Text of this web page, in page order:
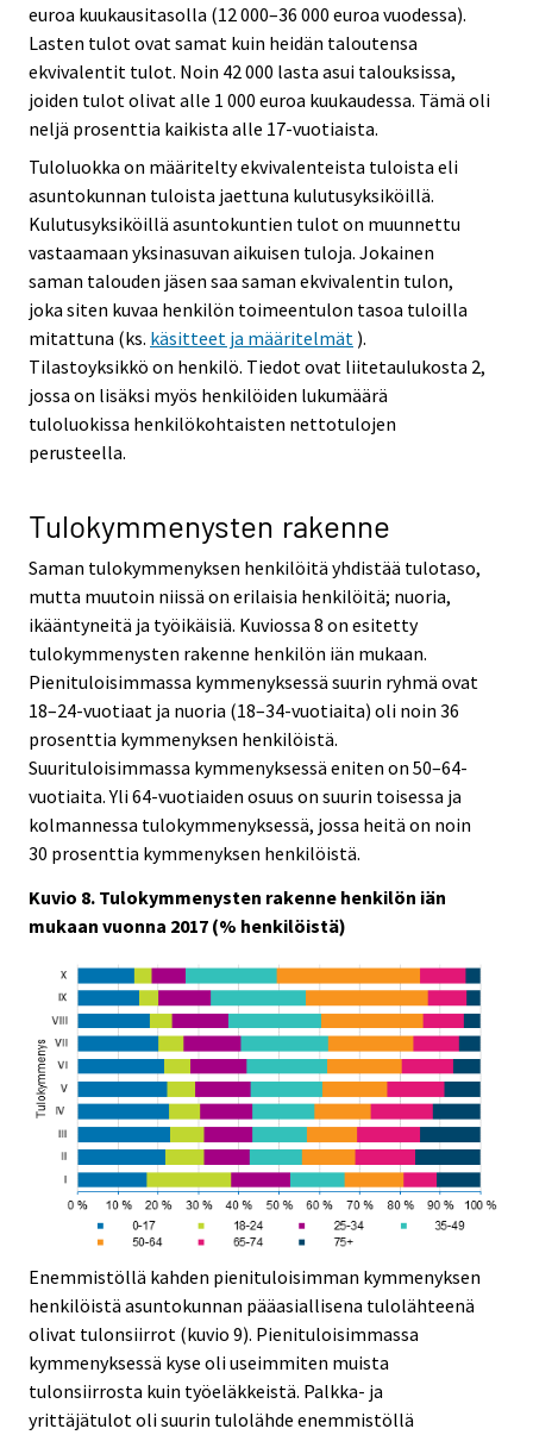
euroa kuukausitasolla (12 000–36 000 euroa vuodessa).
Lasten tulot ovat samat kuin heidän taloutensa
ekvivalentit tulot. Noin 42 000 lasta asui talouksissa,
joiden tulot olivat alle 1 000 euroa kuukaudessa. Tämä oli
neljä prosenttia kaikista alle 17-vuotiaista.
Tuloluokka on määritelty ekvivalenteista tuloista eli
asuntokunnan tuloista jaettuna kulutusyksiköillä.
Kulutusyksiköillä asuntokuntien tulot on muunnettu
vastaamaan yksinasuvan aikuisen tuloja. Jokainen
saman talouden jäsen saa saman ekvivalentin tulon,
joka siten kuvaa henkilön toimeentulon tasoa tuloilla
mitattuna (ks. käsitteet ja määritelmät ).
Tilastoyksikkö on henkilö. Tiedot ovat liitetaulukosta 2,
jossa on lisäksi myös henkilöiden lukumäärä
tuloluokissa henkilökohtaisten nettotulojen
perusteella.
Tulokymmenysten rakenne
Saman tulokymmenyksen henkilöitä yhdistää tulotaso,
mutta muutoin niissä on erilaisia henkilöitä; nuoria,
ikääntyneitä ja työikäisiä. Kuviossa 8 on esitetty
tulokymmenysten rakenne henkilön iän mukaan.
Pienituloisimmassa kymmenyksessä suurin ryhmä ovat
18–24-vuotiaat ja nuoria (18–34-vuotiaita) oli noin 36
prosenttia kymmenyksen henkilöistä.
Suurituloisimmassa kymmenyksessä eniten on 50–64-
vuotiaita. Yli 64-vuotiaiden osuus on suurin toisessa ja
kolmannessa tulokymmenyksessä, jossa heitä on noin
30 prosenttia kymmenyksen henkilöistä.
Kuvio 8. Tulokymmenysten rakenne henkilön iän
mukaan vuonna 2017 (% henkilöistä)
Enemmistöllä kahden pienituloisimman kymmenyksen
henkilöistä asuntokunnan pääasiallisena tulolähteenä
olivat tulonsiirrot (kuvio 9). Pienituloisimmassa
kymmenyksessä kyse oli useimmiten muista
tulonsiirrosta kuin työeläkkeistä. Palkka- ja
yrittäjätulot oli suurin tulolähde enemmistöllä